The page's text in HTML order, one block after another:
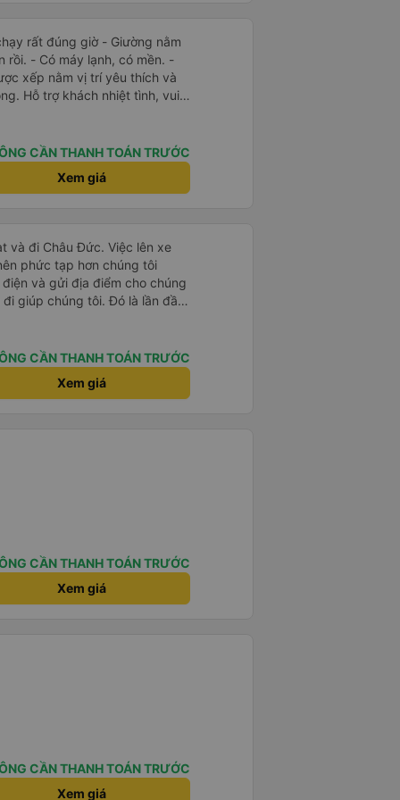
giờ - Giường nằm
rồi. - Có máy lạnh, có mền. -
xếp nằm vị trí yêu thích và
Hỗ trợ khách nhiệt tình, vui
mình hoài niệm về Sài Gòn
chuyển chạy đúng giờ. Xe
Phòng chờ nhà xe rộng rãi,
uống, có ổ cắm sạc, có nhà vệ
của nhà xe: nhanh-gọn-lẹ,
gu kiểu du lịch bụi như mình.
CẦN THANH TOÁN TRƯỚC
Xem giá
và đi Châu Đức. Việc lên xe
phức tạp hơn chúng tôi
và gửi địa điểm cho chúng
giúp chúng tôi. Đó là lần đầu
trẻ nhỏ khá thú vị. Chúng
sẽ dừng lại để nghỉ hoặc ăn
dừng lại lúc nửa đêm ở Cần
Khi đến điểm dừng, họ đánh
chúng tôi đã sẵn sàng. Nhìn
Mỗi giường đều có gối và
và 1 trẻ em nằm thoải mái.
CẦN THANH TOÁN TRƯỚC
Xem giá
CẦN THANH TOÁN TRƯỚC
Xem giá
CẦN THANH TOÁN TRƯỚC
Xem giá